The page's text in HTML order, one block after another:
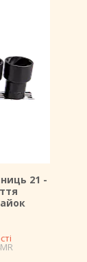
21 -